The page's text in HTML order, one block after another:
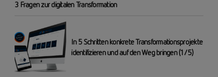
3 Fragen zur digitalen Transformation
In 5 Schritten konkrete Transformationsprojekte
identifizieren und auf den Weg bringen (1/5)